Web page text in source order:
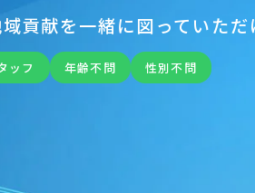
貢献を一緒に図っていた
ッフ 年齢不問 性別不問